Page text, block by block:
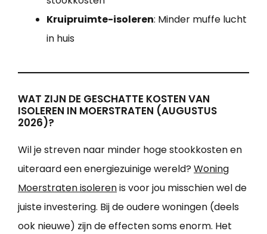
Kruipruimte-isoleren: Minder muffe lucht
in huis
WAT ZIJN DE GESCHATTE KOSTEN VAN
ISOLEREN IN MOERSTRATEN (AUGUSTUS
2026)?
Wil je streven naar minder hoge stookkosten en
uiteraard een energiezuinige wereld? Woning
Moerstraten isolerenis voor jou misschien wel de
juiste investering. Bij de oudere woningen (deels
ook nieuwe) zijn de effecten soms enorm. Het